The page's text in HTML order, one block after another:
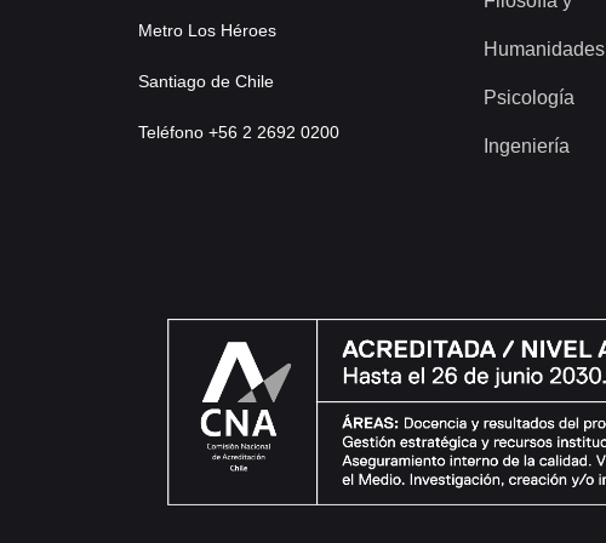
Metro Los Héroes
Santiago de Chile
Teléfono +56 2 2692 0200
Humanidades
Psicología
Ingeniería